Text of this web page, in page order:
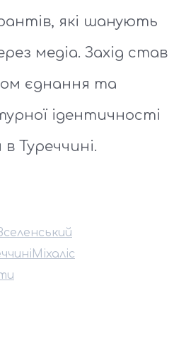
які шанують
медіа. Захід став
єднання та
ідентичності
Туреччині.
Міхаліс